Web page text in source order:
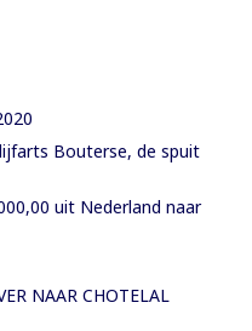
Bouterse, de spuit
uit Nederland naar
NAAR CHOTELAL